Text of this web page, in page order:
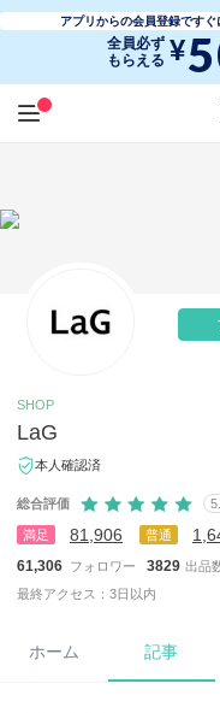
アプリからの会員登録ですぐ
全員必ず
もらえる ¥
SHOP
LaG
本人確認済
総合評価
満足 81,906 普通
61,306 フォロワー 3829 出品
最終アクセス：3日以内
ホーム 記事